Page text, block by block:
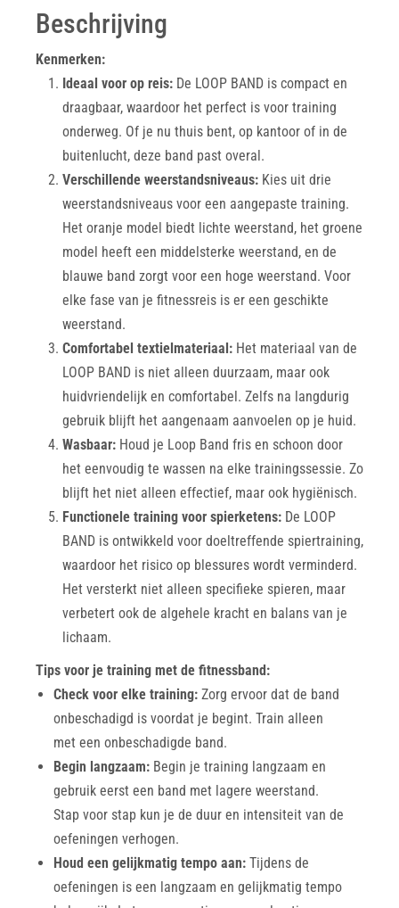
Beschrijving
Kenmerken:
Ideaal voor op reis: De LOOP BAND is compact en
draagbaar, waardoor het perfect is voor training
onderweg. Of je nu thuis bent, op kantoor of in de
buitenlucht, deze band past overal.
Verschillende weerstandsniveaus: Kies uit drie
weerstandsniveaus voor een aangepaste training.
Het oranje model biedt lichte weerstand, het groene
model heeft een middelsterke weerstand, en de
blauwe band zorgt voor een hoge weerstand. Voor
elke fase van je fitnessreis is er een geschikte
weerstand.
Comfortabel textielmateriaal: Het materiaal van de
LOOP BAND is niet alleen duurzaam, maar ook
huidvriendelijk en comfortabel. Zelfs na langdurig
gebruik blijft het aangenaam aanvoelen op je huid.
Wasbaar: Houd je Loop Band fris en schoon door
het eenvoudig te wassen na elke trainingssessie. Zo
blijft het niet alleen effectief, maar ook hygiënisch.
Functionele training voor spierketens: De LOOP
BAND is ontwikkeld voor doeltreffende spiertraining,
waardoor het risico op blessures wordt verminderd.
Het versterkt niet alleen specifieke spieren, maar
verbetert ook de algehele kracht en balans van je
lichaam.
Tips voor je training met de fitnessband:
Check voor elke training: Zorg ervoor dat de band
onbeschadigd is voordat je begint. Train alleen
met een onbeschadigde band.
Begin langzaam: Begin je training langzaam en
gebruik eerst een band met lagere weerstand.
Stap voor stap kun je de duur en intensiteit van de
oefeningen verhogen.
Houd een gelijkmatig tempo aan: Tijdens de
oefeningen is een langzaam en gelijkmatig tempo